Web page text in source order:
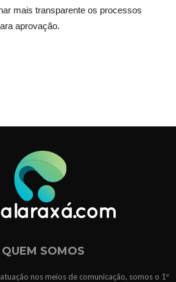
mais transparente os processos
aprovação.
QUEM SOMOS
nos meios de comunicação, somos o 1º